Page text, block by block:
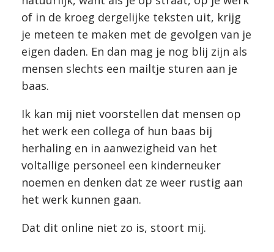
of in de kroeg dergelijke teksten uit, krijg
je meteen te maken met de gevolgen van je
eigen daden. En dan mag je nog blij zijn als
mensen slechts een mailtje sturen aan je
baas.
Ik kan mij niet voorstellen dat mensen op
het werk een collega of hun baas bij
herhaling en in aanwezigheid van het
voltallige personeel een kinderneuker
noemen en denken dat ze weer rustig aan
het werk kunnen gaan.
Dat dit online niet zo is, stoort mij.